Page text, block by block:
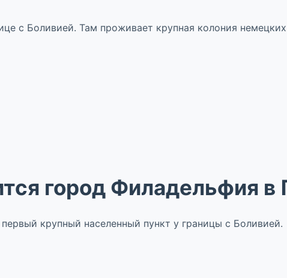
с Боливией. Там проживает крупная колония
город Филадельфия в
крупный населенный пункт у границы с Боливией.